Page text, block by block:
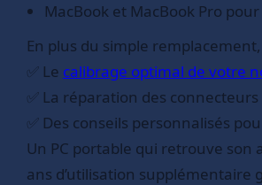
MacBook et MacBook Pro
En plus du simple
✅ Le calibrage optimal de votre
✅ La réparation des
✅ Des conseils personnalisés
Un PC portable qui retrouve son
ans d’utilisation supplémentaire